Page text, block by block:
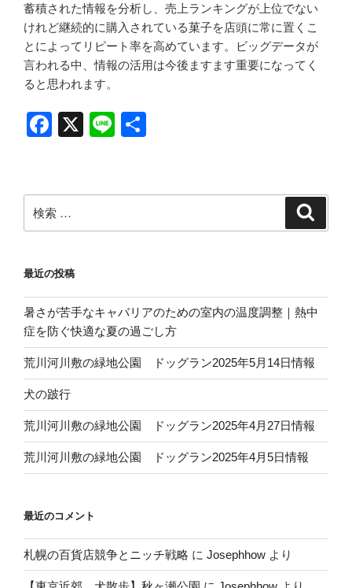
蓄積された情報を分析し、売上ランキングが上位でない
けれど継続的に購入されている菓子を店頭に常に置くこ
とによってリピート率を高めています。ビッグデータが
言われる中、情報の活用は今後ますます重要になってく
ると思われます。
F
e
b
o
k
X
Li
索:
最近の投稿
暑さが苦手なキャバリアのための室内の温度調整｜熱中
症を防ぐ快適な夏の過ごし方
荒川河川敷の緑地公園 ドッグラン2025年5月14日情報
犬の跛行
荒川河川敷の緑地公園 ドッグラン2025年4月27日情報
荒川河川敷の緑地公園 ドッグラン2025年4月5日情報
最近のコメント
札幌の百貨店競争とニッチ戦略 に Josephhow より